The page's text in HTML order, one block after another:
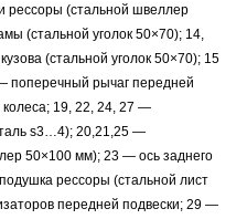
рессоры (стальной швеллер
(стальной уголок 50×70); 14,
(стальной уголок 50×70); 15
поперечный рычаг передней
19, 22, 24, 27 —
s3…4); 20,21,25 —
50×100 мм); 23 — ось заднего
рессоры (стальной лист
передней подвески; 29 —